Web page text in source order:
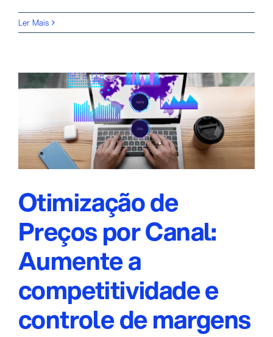
Ler Mais
Otimização de
Preços por Canal:
Aumente a
competitividade e
controle de margens